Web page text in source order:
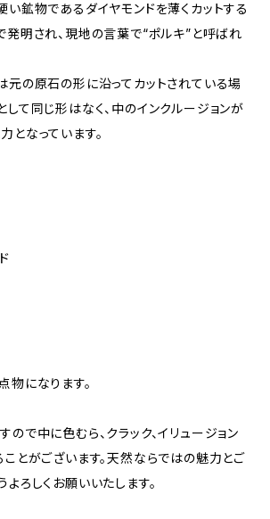
い鉱物であるダイヤモンドを薄くカットする
発明され、現地の言葉で“ポルキ”と呼ばれ
元の原石の形に沿ってカットされている場
て同じ形はなく、中のインクルージョンが
となっています。
物になります。
ので中に色むら、クラック、イリュージョン
ことがございます。天然ならではの魅力とご
ろしくお願いいたします。